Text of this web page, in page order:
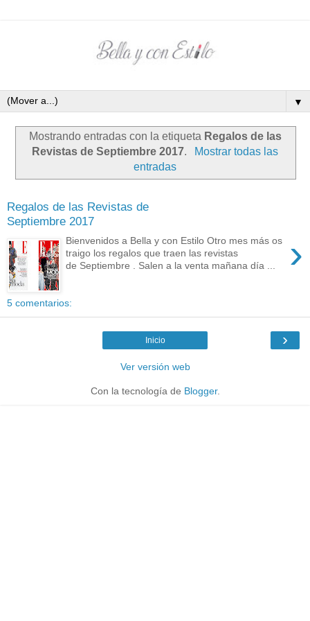
▼
Mostrando entradas con la etiqueta Regalos de las
Revistas de Septiembre 2017.
Mostrar todas las
entradas
Regalos de las Revistas de
Septiembre 2017
›
Bienvenidos a Bella y con Estilo Otro mes más os
traigo los regalos que traen las revistas
de Septiembre . Salen a la venta mañana día ...
5 comentarios:
›
Inicio
Ver versión web
Con la tecnología de Blogger.